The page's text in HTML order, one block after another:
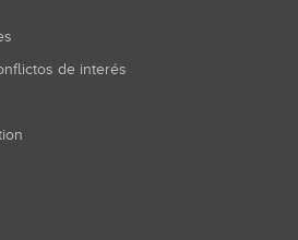
de interés